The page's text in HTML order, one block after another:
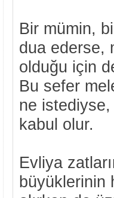
Bir mümin,
dua ederse,
olduğu için
Bu sefer
ne istediyse,
kabul olur.
Evliya
büyüklerinin